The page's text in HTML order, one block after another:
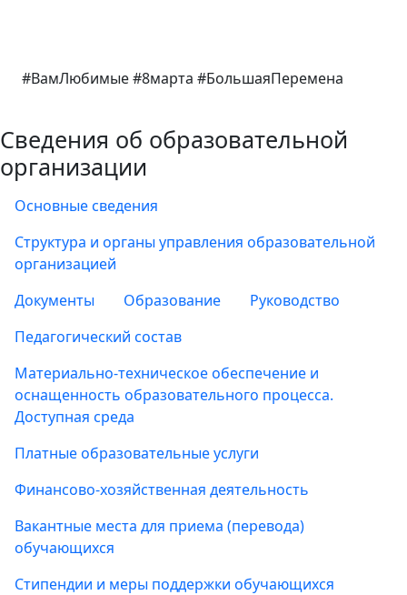
#ВамЛюбимые #8марта #БольшаяПеремена
Сведения об образовательной
организации
Основные сведения
Структура и органы управления образовательной
организацией
Документы
Образование
Руководство
Педагогический состав
Материально-техническое обеспечение и
оснащенность образовательного процесса.
Доступная среда
Платные образовательные услуги
Финансово-хозяйственная деятельность
Вакантные места для приема (перевода)
обучающихся
Стипендии и меры поддержки обучающихся